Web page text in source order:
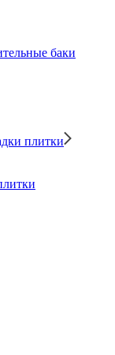
баки
плитки